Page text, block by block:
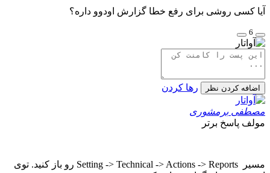
آیا کسی روشی برای رفع خطا گزارش اودوو داره؟
6
اضافه کردن نظر رها کردن
مصطفی برمشوری
مولف پاسخ برتر
مسیر Setting -> Technical -> Actions -> Reports رو باز کنید. توی